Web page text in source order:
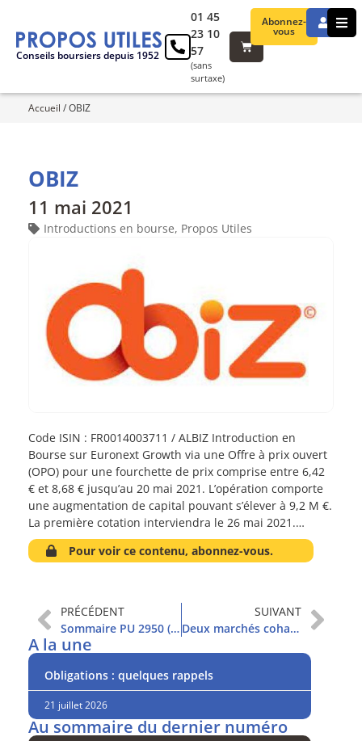
Conseils boursiers depuis 1952
Abonnez-
vous
01 45
23 10
57
(sans
surtaxe)
Accueil /OBIZ
OBIZ
11 mai 2021
Introductions en bourse, Propos Utiles
Code ISIN : FR0014003711 / ALBIZ Introduction en
Bourse sur Euronext Growth via une Offre à prix ouvert
(OPO) pour une fourchette de prix comprise entre 6,42
€ et 8,68 € jusqu’au 20 mai 2021. L’opération comporte
une augmentation de capital pouvant s’élever à 9,2 M €.
La première cotation interviendra le 26 mai 2021.…
Pour voir ce contenu, abonnez-vous.
PRÉCÉDENT
Sommaire PU 2950 (4/5/2021)
SUIVANT
Deux marchés cohabitent
A la une
Obligations : quelques rappels
21 juillet 2026
Au sommaire du dernier numéro